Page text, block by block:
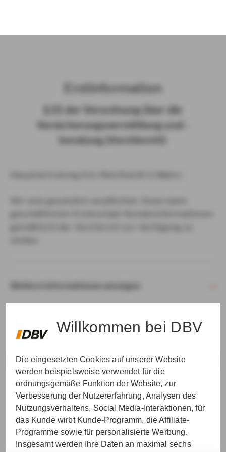
Willkommen bei DBV
Die eingesetzten Cookies auf unserer Website
werden beispielsweise verwendet für die
ordnungsgemäße Funktion der Website, zur
Verbesserung der Nutzererfahrung, Analysen des
Nutzungsverhaltens, Social Media-Interaktionen, für
das Kunde wirbt Kunde-Programm, die Affiliate-
Programme sowie für personalisierte Werbung.
Insgesamt werden Ihre Daten an maximal sechs
Erst­in­for­ma­ti­on
§ 15 der Ver­ord­nung über die
Ver­si­che­rungs­ver­mitt­lung und -​
beratung (Vers­VermV)
Weitere Informationen anzeigen
VER­STAN­DEN & WEI­TER